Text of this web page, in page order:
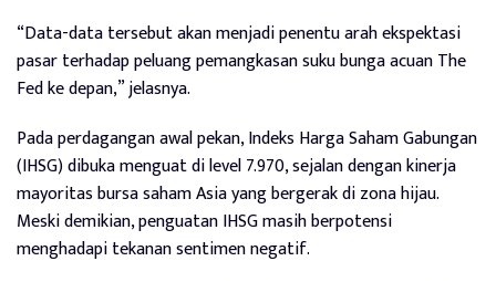
“Data-data tersebut akan menjadi penentu arah ekspektasi
pasar terhadap peluang pemangkasan suku bunga acuan The
Fed ke depan,” jelasnya.
Pada perdagangan awal pekan, Indeks Harga Saham Gabungan
(IHSG) dibuka menguat di level 7.970, sejalan dengan kinerja
mayoritas bursa saham Asia yang bergerak di zona hijau.
Meski demikian, penguatan IHSG masih berpotensi
menghadapi tekanan sentimen negatif.